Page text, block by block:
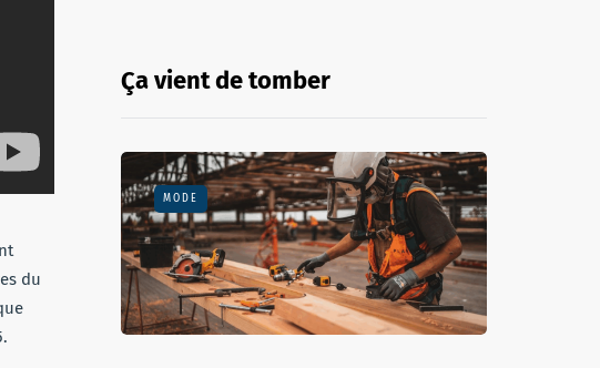
du
Ça vient de tomber
MODE